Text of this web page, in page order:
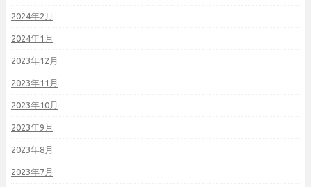
2024年2月
2024年1月
2023年12月
2023年11月
2023年10月
2023年9月
2023年8月
2023年7月